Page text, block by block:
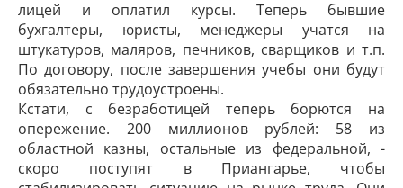
лицей и оплатил курсы. Теперь бывшие
бухгалтеры, юристы, менеджеры учатся на
штукатуров, маляров, печников, сварщиков и т.п.
По договору, после завершения учебы они будут
обязательно трудоустроены.
Кстати, с безработицей теперь борются на
опережение. 200 миллионов рублей: 58 из
областной казны, остальные из федеральной, -
скоро поступят в Приангарье, чтобы